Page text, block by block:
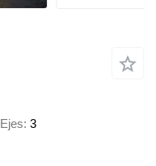
Ejes 3